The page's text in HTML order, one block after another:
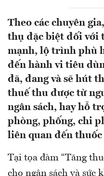
Theo các chuyên
thụ đặc biệt đối với
mạnh, lộ trình phù
đến hành vi tiêu
đã, đang và sẽ hút
thuế thu được từ
ngân sách, hay hỗ
phòng, phống, chi
liên quan đến thuốc
Tại tọa đàm “Tăng
cho ngân sách và sức